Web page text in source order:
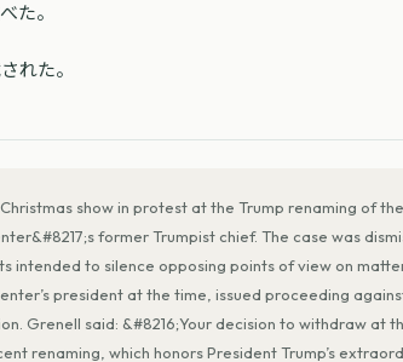
た。
れた。
show in protest at the Trump renaming of
former Trumpist chief. The case was
intended to silence opposing points of view on
president at the time, issued proceeding
Grenell said: &#8216;Your decision to withdraw at
renaming, which honors President Trump’s